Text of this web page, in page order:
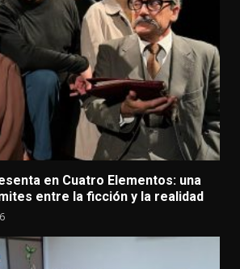
en Cuatro Elementos: una
entre la ficción y la realidad